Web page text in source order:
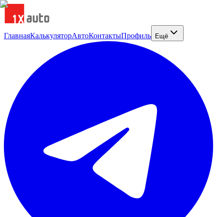
ГлавнаяКалькуляторАвтоКонтактыПрофиль Ещё